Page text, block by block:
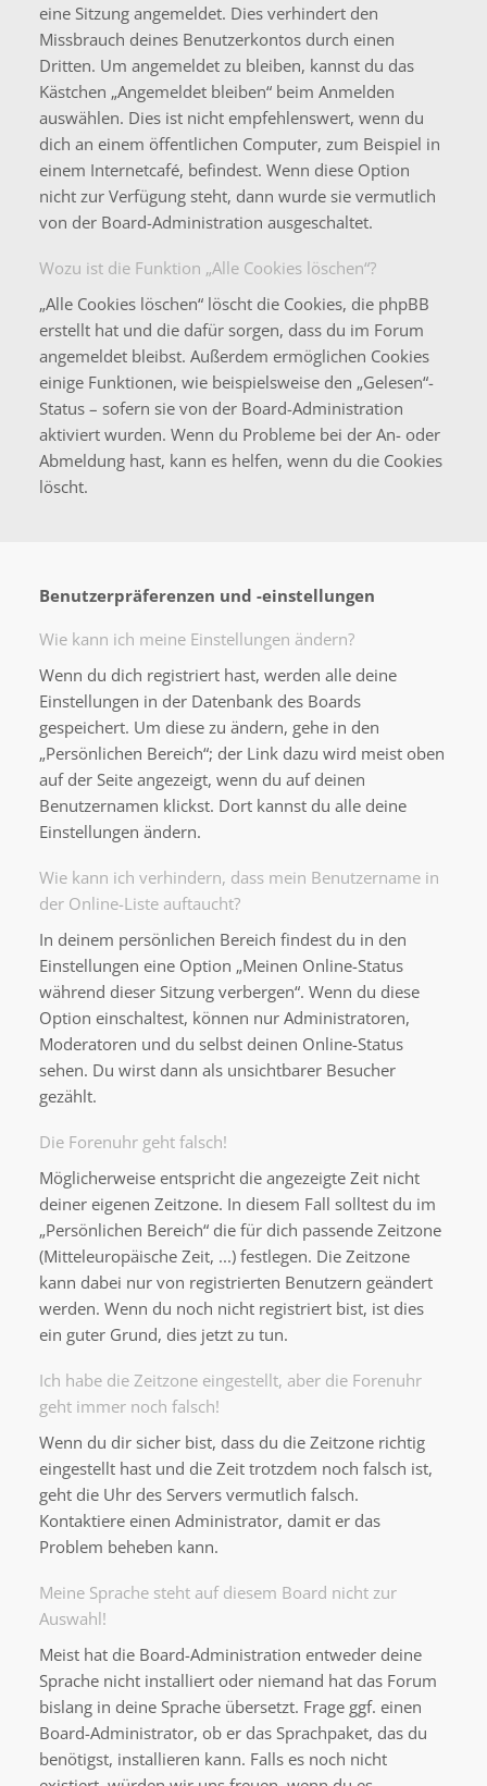
eine Sitzung angemeldet. Dies verhindert den
Missbrauch deines Benutzerkontos durch einen
Dritten. Um angemeldet zu bleiben, kannst du das
Kästchen „Angemeldet bleiben“ beim Anmelden
auswählen. Dies ist nicht empfehlenswert, wenn du
dich an einem öffentlichen Computer, zum Beispiel in
einem Internetcafé, befindest. Wenn diese Option
nicht zur Verfügung steht, dann wurde sie vermutlich
von der Board-Administration ausgeschaltet.
Wozu ist die Funktion „Alle Cookies löschen“?
„Alle Cookies löschen“ löscht die Cookies, die phpBB
erstellt hat und die dafür sorgen, dass du im Forum
angemeldet bleibst. Außerdem ermöglichen Cookies
einige Funktionen, wie beispielsweise den „Gelesen“-
Status – sofern sie von der Board-Administration
aktiviert wurden. Wenn du Probleme bei der An- oder
Abmeldung hast, kann es helfen, wenn du die Cookies
löscht.
Benutzerpräferenzen und -einstellungen
Wie kann ich meine Einstellungen ändern?
Wenn du dich registriert hast, werden alle deine
Einstellungen in der Datenbank des Boards
gespeichert. Um diese zu ändern, gehe in den
„Persönlichen Bereich“; der Link dazu wird meist oben
auf der Seite angezeigt, wenn du auf deinen
Benutzernamen klickst. Dort kannst du alle deine
Einstellungen ändern.
Wie kann ich verhindern, dass mein Benutzername in
der Online-Liste auftaucht?
In deinem persönlichen Bereich findest du in den
Einstellungen eine Option „Meinen Online-Status
während dieser Sitzung verbergen“. Wenn du diese
Option einschaltest, können nur Administratoren,
Moderatoren und du selbst deinen Online-Status
sehen. Du wirst dann als unsichtbarer Besucher
gezählt.
Die Forenuhr geht falsch!
Möglicherweise entspricht die angezeigte Zeit nicht
deiner eigenen Zeitzone. In diesem Fall solltest du im
„Persönlichen Bereich“ die für dich passende Zeitzone
(Mitteleuropäische Zeit, ...) festlegen. Die Zeitzone
kann dabei nur von registrierten Benutzern geändert
werden. Wenn du noch nicht registriert bist, ist dies
ein guter Grund, dies jetzt zu tun.
Ich habe die Zeitzone eingestellt, aber die Forenuhr
geht immer noch falsch!
Wenn du dir sicher bist, dass du die Zeitzone richtig
eingestellt hast und die Zeit trotzdem noch falsch ist,
geht die Uhr des Servers vermutlich falsch.
Kontaktiere einen Administrator, damit er das
Problem beheben kann.
Meine Sprache steht auf diesem Board nicht zur
Auswahl!
Meist hat die Board-Administration entweder deine
Sprache nicht installiert oder niemand hat das Forum
bislang in deine Sprache übersetzt. Frage ggf. einen
Board-Administrator, ob er das Sprachpaket, das du
benötigst, installieren kann. Falls es noch nicht